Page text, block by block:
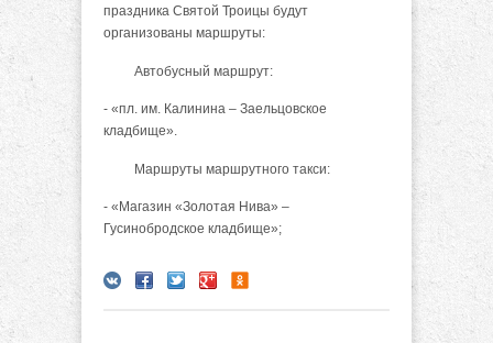
праздника Святой Троицы будут
организованы маршруты:
Автобусный маршрут:
- «пл. им. Калинина – Заельцовское
кладбище».
Маршруты маршрутного такси:
- «Магазин «Золотая Нива» –
Гусинобродское кладбище»;